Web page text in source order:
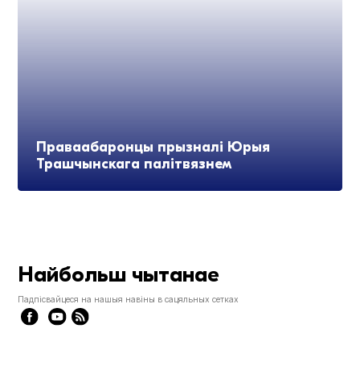
Праваабаронцы прызналі Юрыя
Трашчынскага палітвязнем
Найбольш чытанае
Падпісвайцеся на нашыя навіны в сацяльных сетках